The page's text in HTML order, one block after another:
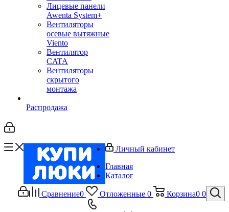
Лицевые панели
Awenta System+
Вентиляторы
осевые вытяжные
Viento
Вентилятор
CATA
Вентиляторы
скрытого
монтажа
Распродажа
Сравнение0 Отложенные 0 Корзина0 0
Личный кабинет
Главная
Каталог